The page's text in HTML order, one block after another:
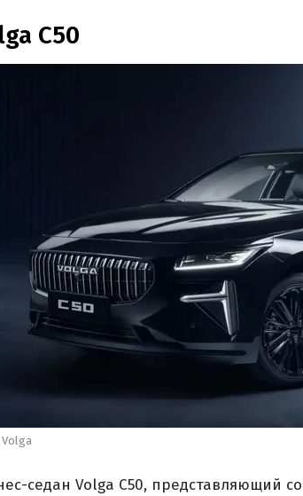
C50
седан Volga C50, представляющий